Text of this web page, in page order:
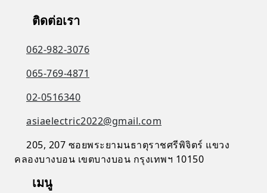
ติดต่อเรา
062-982-3076
065-769-4871
02-0516340
asiaelectric2022@gmail.com
205, 207 ซอยพระยามนธาตุราชศรีพิจิตร์ แขวง
คลองบางบอน เขตบางบอน กรุงเทพฯ 10150
เมนู